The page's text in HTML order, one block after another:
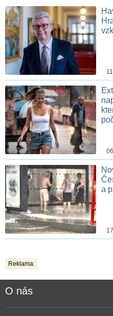
a
Reklama:
O nás